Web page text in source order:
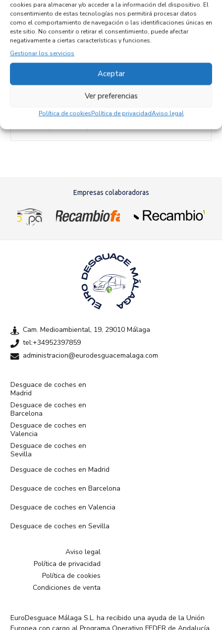
cookies para almacenar y/o acceder a la información del dispositivo. El
consentimiento de estas tecnologías nos permitirá procesar datos
como el comportamiento de navegación o las identificaciones únicas en
este sitio. No consentir o retirar el consentimiento, puede afectar
negativamente a ciertas características y funciones.
Gestionar los servicios
Aceptar
Ver preferencias
Política de cookiesPolítica de privacidadAviso legal
Código cambio
Productos relacionados
NEMO
Referencia ID: 91066
Empresas colaboradoras
Cam. Medioambiental, 19, 29010 Málaga
tel:+34952397859
administracion@eurodesguacemalaga.com
Desguace de coches en
Madrid
Desguace de coches en
Barcelona
Desguace de coches en
Valencia
Desguace de coches en
Sevilla
Desguace de coches en Madrid
Desguace de coches en Barcelona
Desguace de coches en Valencia
Desguace de coches en Sevilla
Aviso legal
Política de privacidad
Política de cookies
Condiciones de venta
EuroDesguace Málaga S.L. ha recibido una ayuda de la Unión